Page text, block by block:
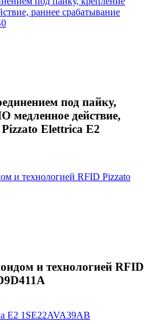
под пайку,
медленное действие,
Elettrica E2
и технологией RFID